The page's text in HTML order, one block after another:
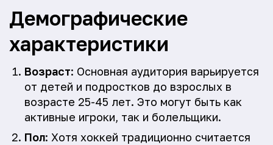
Демографические
характеристики
Возраст: Основная аудитория варьируется
от детей и подростков до взрослых в
возрасте 25-45 лет. Это могут быть как
активные игроки, так и болельщики.
Пол: Хотя хоккей традиционно считается